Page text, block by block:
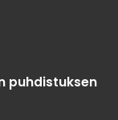
puhdistuksen